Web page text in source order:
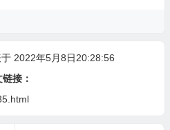
2022年5月8日20:28:56
接：